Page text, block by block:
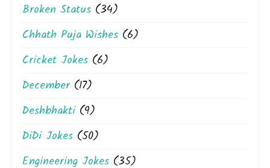
Broken Status (34)
Chhath Puja Wishes (6)
Cricket Jokes (6)
December(17)
Deshbhakti(9)
DiDi Jokes (50)
Engineering Jokes (35)